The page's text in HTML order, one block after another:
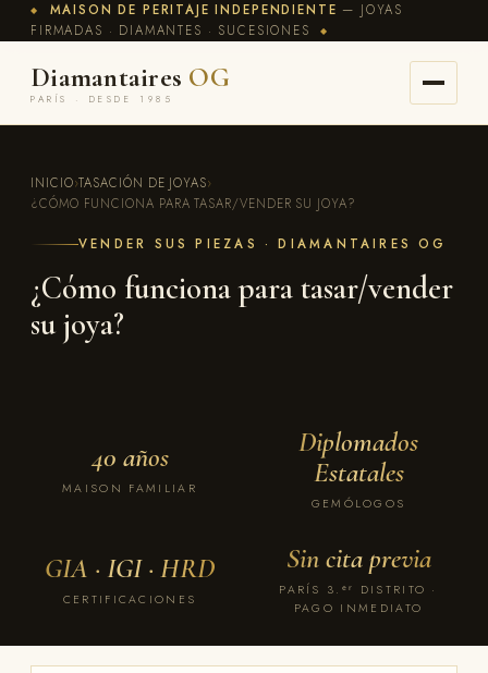
◆ MAISON DE PERITAJE INDEPENDIENTE — JOYAS
FIRMADAS · DIAMANTES · SUCESIONES◆
Diamantaires OG
PARÍS · DESDE 1985
INICIO›TASACIÓN DE JOYAS›
¿CÓMO FUNCIONA PARA TASAR/VENDER SU JOYA?
VENDER SUS PIEZAS · DIAMANTAIRES OG
¿Cómo funciona para tasar/vender
su joya?
40 años
MAISON FAMILIAR
Diplomados
Estatales
GEMÓLOGOS
GIA · IGI · HRD
CERTIFICACIONES
Sin cita previa
PARÍS 3.ᵉʳ DISTRITO ·
PAGO INMEDIATO